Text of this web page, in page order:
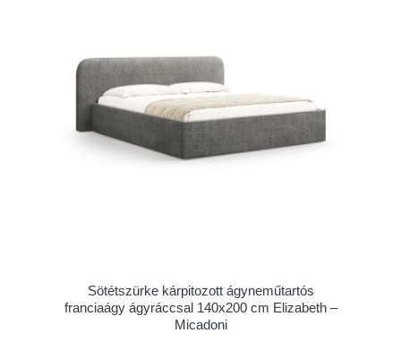
Sötétszürke kárpitozott ágyneműtartós
franciaágy ágyráccsal 140x200 cm Elizabeth –
Micadoni